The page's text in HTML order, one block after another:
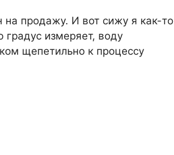
на продажу. И вот сижу я как-то
градус измеряет, воду
щепетильно к процессу